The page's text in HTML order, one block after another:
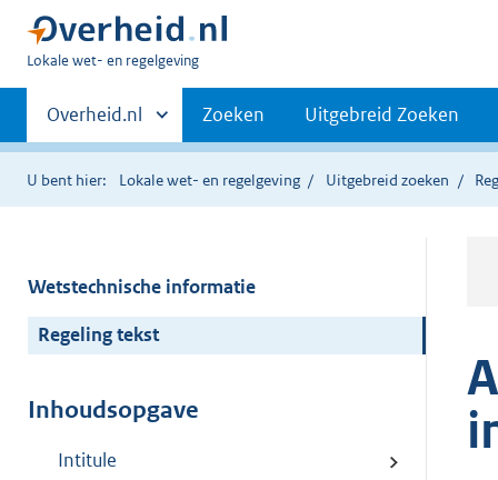
U
hier:
Lokale wet- en regelgeving
Primaire
navigatie
Andere
sites
binnen
Overheid.nl Zoeken Uitgebreid Zoeken
U bent hier: Lokale wet- en regelgeving Uitgebreid zoeken
Wetstechnische informatie
Regeling tekst
Inhoudsopgave
Intitule